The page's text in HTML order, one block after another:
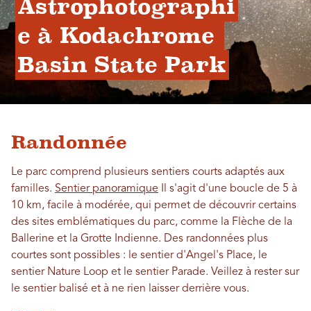
Astrophotographi
e à Kodachrome
Basin State Park
Randonnée
Le parc comprend plusieurs sentiers courts adaptés aux
familles. Sentier panoramique Il s'agit d'une boucle de 5 à
10 km, facile à modérée, qui permet de découvrir certains
des sites emblématiques du parc, comme la Flèche de la
Ballerine et la Grotte Indienne. Des randonnées plus
courtes sont possibles : le sentier d'Angel's Place, le
sentier Nature Loop et le sentier Parade. Veillez à rester sur
le sentier balisé et à ne rien laisser derrière vous.